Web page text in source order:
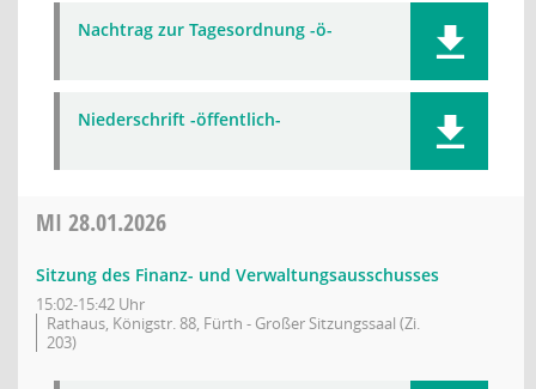
Nachtrag zur Tagesordnung -ö-
Niederschrift -öffentlich-
MI 28.01.2026
Sitzung des Finanz- und Verwaltungsausschusses
15:02-15:42 Uhr
Rathaus, Königstr. 88, Fürth - Großer Sitzungssaal (Zi.
203)